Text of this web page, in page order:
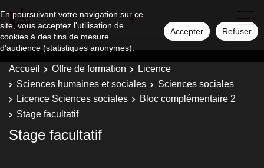
En poursuivant votre navigation sur ce
site, vous acceptez l'utilisation de
cookies à des fins de mesure
d'audience (statistiques anonymes).
Accepter Refuser
Accueil Offre de formation
Licence
Sciences humaines et sociales
Sciences sociales
Licence Sciences sociales
Bloc complémentaire 2
Stage facultatif
Stage facultatif